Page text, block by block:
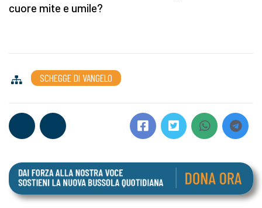
cuore mite e umile?
SCHEGGE DI VANGELO